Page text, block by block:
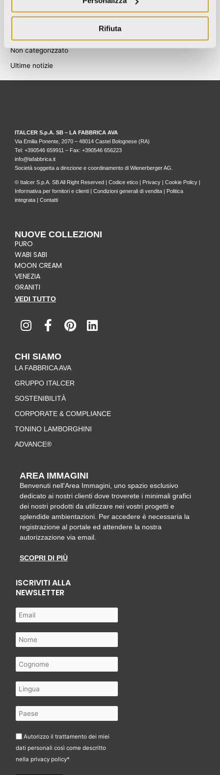
Rifiuta
Categories
Non categorizzato
Ultime notizie
ITALCER S.p.A. SB – LA FABBRICA AVA
Via Emilia Ponente, 2070 – 48014 Castel Bolognese (RA)
Tel: +390546 659911 – Fax: +390546 656223
info@lafabbrica.it
Società soggetta a direzione e coordinamento di Wienerberger AG.
© Italcer S.p.A. SB All Right Reserved | Codice etico | Privacy | Cookie Policy |
Informativa per fornitori e clienti | Condizioni generali di vendita | Politica
integrata | Contatti
NUOVE COLLEZIONI
PURO
WABI SABI
MOON CREAM
VENEZIA
GRANITI
VEDI TUTTO
n
s
a
g
r
a
m
a
c
b
o
o
k
-
f
i
n
r
e
t
i
n
CHI SIAMO
LA FABBRICA AVA
GRUPPO ITALCER
SOSTENIBILITÀ
CORPORATE & COMPLIANCE
TONINO LAMBORGHINI
ADVANCE®
AREA IMMAGINI
Benvenuti nell'Area Immagini, uno spazio esclusivo
dedicato ai nostri clienti dove troverete i minimali grafici
dei nostri prodotti da utilizzare nei vostri progetti e
splendide ambientazioni. Per accedere è necessaria la
registrazione al portale ed attendere la nostra
autorizzazione via email.
SCOPRI DI PIÙ
ISCRIVITI ALLA
NEWSLETTER
Autorizzo il trattamento dei miei
dati personali così come descritto
nella privacy policy*